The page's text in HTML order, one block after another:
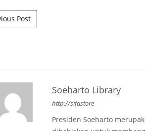
navigation
Post
Soeharto Library
http://sifastore
Presiden Soeharto